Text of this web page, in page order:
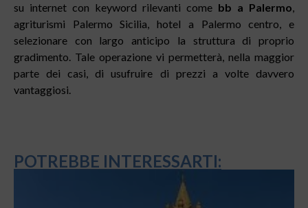
su internet con keyword rilevanti come bb a Palermo,
agriturismi Palermo Sicilia, hotel a Palermo centro, e
selezionare con largo anticipo la struttura di proprio
gradimento. Tale operazione vi permetterà, nella maggior
parte dei casi, di usufruire di prezzi a volte davvero
vantaggiosi.
POTREBBE INTERESSARTI: